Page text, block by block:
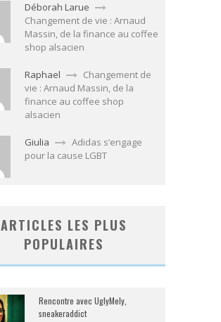
Déborah Larue
Changement de vie : Arnaud
Massin, de la finance au coffee
shop alsacien
Raphael
Changement de
vie : Arnaud Massin, de la
finance au coffee shop
alsacien
Giulia
Adidas s’engage
pour la cause LGBT
ARTICLES LES PLUS
POPULAIRES
Rencontre avec UglyMely,
sneakeraddict